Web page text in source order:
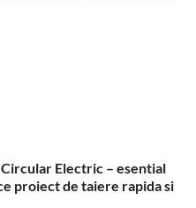
Electric – esential
proiect de taiere rapida si